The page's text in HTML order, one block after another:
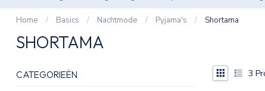
Home / Basics / Nachtmode / Pyjama's / Shortama
SHORTAMA
CATEGORIEËN 3